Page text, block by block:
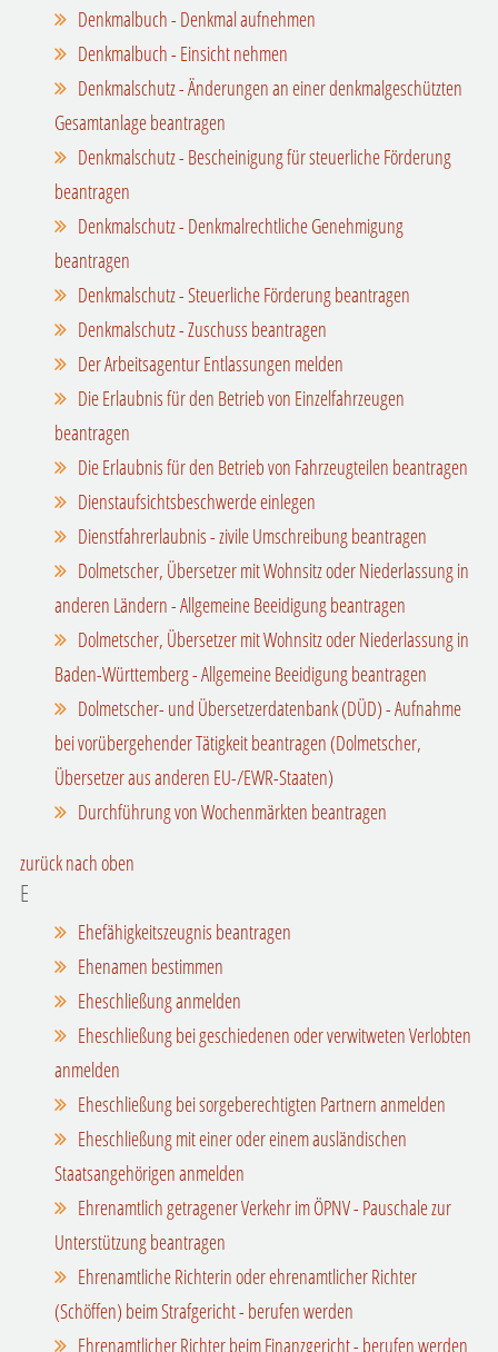
Denkmalbuch - Denkmal aufnehmen
Denkmalbuch - Einsicht nehmen
Denkmalschutz - Änderungen an einer denkmalgeschützten
Gesamtanlage beantragen
Denkmalschutz - Bescheinigung für steuerliche Förderung
beantragen
Denkmalschutz - Denkmalrechtliche Genehmigung
beantragen
Denkmalschutz - Steuerliche Förderung beantragen
Denkmalschutz - Zuschuss beantragen
Der Arbeitsagentur Entlassungen melden
Die Erlaubnis für den Betrieb von Einzelfahrzeugen
beantragen
Die Erlaubnis für den Betrieb von Fahrzeugteilen beantragen
Dienstaufsichtsbeschwerde einlegen
Dienstfahrerlaubnis - zivile Umschreibung beantragen
Dolmetscher, Übersetzer mit Wohnsitz oder Niederlassung in
anderen Ländern - Allgemeine Beeidigung beantragen
Dolmetscher, Übersetzer mit Wohnsitz oder Niederlassung in
Baden-Württemberg - Allgemeine Beeidigung beantragen
Dolmetscher- und Übersetzerdatenbank (DÜD) - Aufnahme
bei vorübergehender Tätigkeit beantragen (Dolmetscher,
Übersetzer aus anderen EU-/EWR-Staaten)
Durchführung von Wochenmärkten beantragen
zurück nach oben
E
Ehefähigkeitszeugnis beantragen
Ehenamen bestimmen
Eheschließung anmelden
Eheschließung bei geschiedenen oder verwitweten Verlobten
anmelden
Eheschließung bei sorgeberechtigten Partnern anmelden
Eheschließung mit einer oder einem ausländischen
Staatsangehörigen anmelden
Ehrenamtlich getragener Verkehr im ÖPNV - Pauschale zur
Unterstützung beantragen
Ehrenamtliche Richterin oder ehrenamtlicher Richter
(Schöffen) beim Strafgericht - berufen werden
Ehrenamtlicher Richter beim Finanzgericht - berufen werden